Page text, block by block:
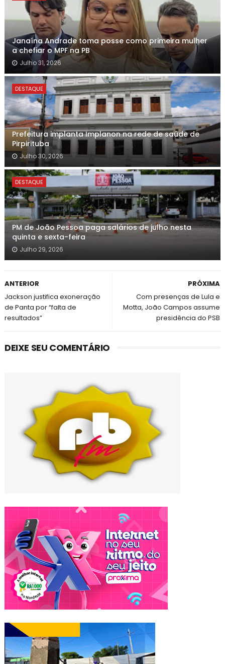
Janaína Andrade toma posse como primeira mulher
a chefiar o MPF na PB
Julho 31, 2026
DESTAQUE
Prefeitura implanta Implanon na rede de saúde de
Pirpirituba
Julho 30, 2026
DESTAQUE
PM de João Pessoa paga salários de julho nesta
quinta e sexta-feira
Julho 29, 2026
PRÓXIMA
Com presenças de Lula e
Motta, João Campos assume
presidência do PSB
ANTERIOR
Jackson justifica exoneração
de Panta por “falta de
resultados”
DEIXE SEU COMENTÁRIO